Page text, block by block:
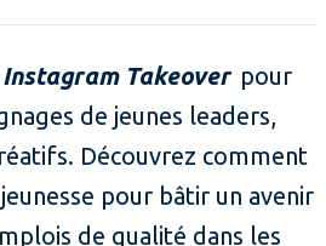
Instagram Takeover pour
de jeunes leaders,
Découvrez comment
pour bâtir un avenir
de qualité dans les